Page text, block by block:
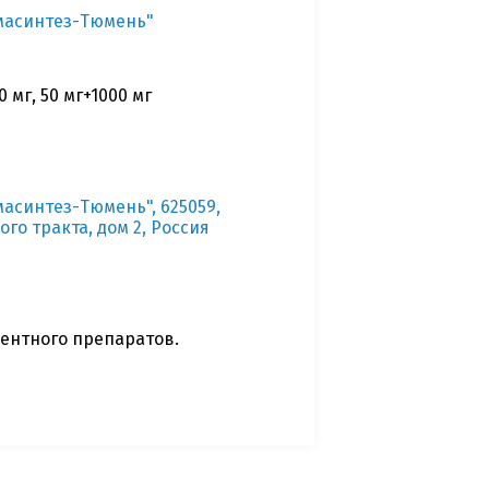
Тюмень"
50 мг+1000 мг
Тюмень", 625059,
тракта, дом 2, Россия
препаратов.